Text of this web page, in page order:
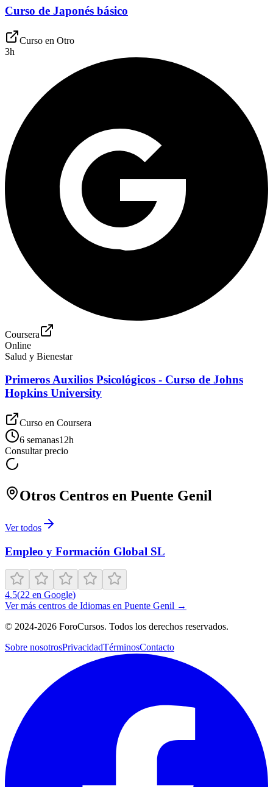
Curso de Japonés básico
Curso en Otro
3h
Coursera
Online
Salud y Bienestar
Primeros Auxilios Psicológicos - Curso de Johns
Hopkins University
Curso en Coursera
6 semanas12h
Consultar precio
Otros Centros en Puente Genil
Ver todos
Empleo y Formación Global SL
4.5(22 en Google)
Ver más centros de Idiomas en Puente Genil →
© 2024-2026 ForoCursos. Todos los derechos reservados.
Sobre nosotrosPrivacidadTérminosContacto